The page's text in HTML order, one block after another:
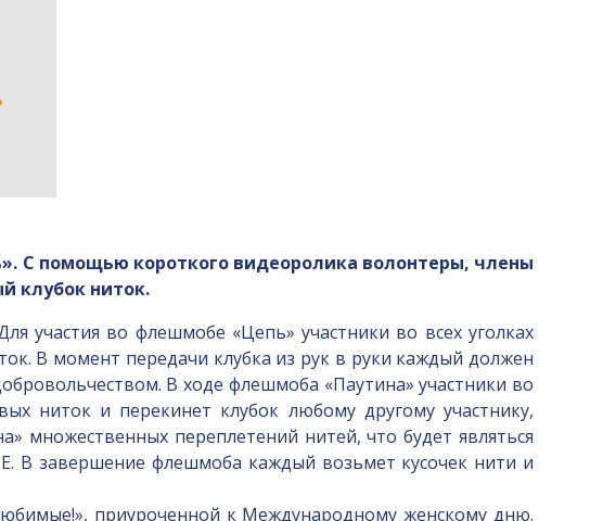
С помощью короткого видеоролика волонтеры, члены
клубок ниток.
во флешмобе «Цепь» участники во всех уголках
В момент передачи клубка из рук в руки каждый должен
В ходе флешмоба «Паутина» участники во
ниток и перекинет клубок любому другому участнику,
множественных переплетений нитей, что будет являться
В завершение флешмоба каждый возьмет кусочек нити и
приуроченной к Международному женскому дню.